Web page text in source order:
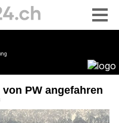
PW angefahren